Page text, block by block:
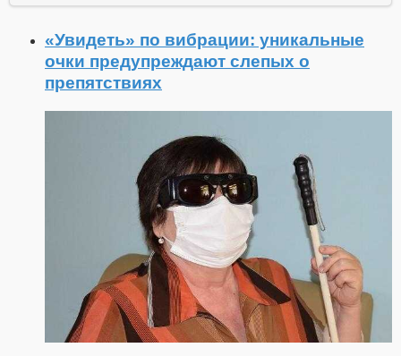
«Увидеть» по вибрации: уникальные
очки предупреждают слепых о
препятствиях